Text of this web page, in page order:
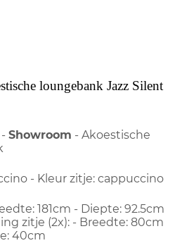
loungebank Jazz Silent
- Showroom - Akoestische
- Kleur zitje: cappuccino
181cm - Diepte: 92.5cm
zitje (2x): - Breedte: 80cm
40cm